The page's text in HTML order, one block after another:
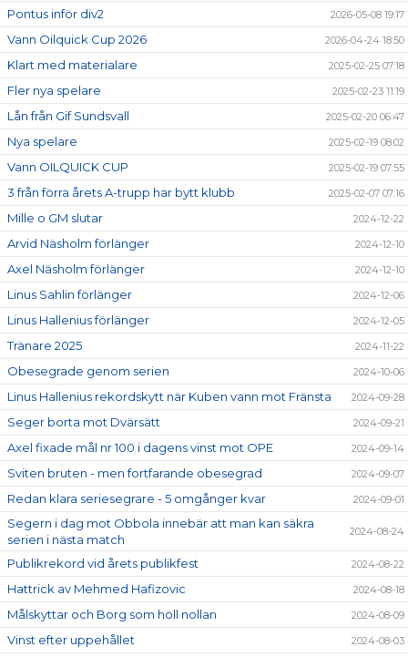
Pontus inför div2 2026-05-08 19:17
Vann Oilquick Cup 2026 2026-04-24 18:50
Klart med materialare 2025-02-25 07:18
Fler nya spelare 2025-02-23 11:19
Lån från Gif Sundsvall 2025-02-20 06:47
Nya spelare 2025-02-19 08:02
Vann OILQUICK CUP 2025-02-19 07:55
3 från förra årets A-trupp har bytt klubb 2025-02-07 07:16
Mille o GM slutar 2024-12-22
Arvid Näsholm förlänger 2024-12-10
Axel Näsholm förlänger 2024-12-10
Linus Sahlin förlänger 2024-12-06
Linus Hallenius förlänger 2024-12-05
Tränare 2025 2024-11-22
Obesegrade genom serien 2024-10-06
Linus Hallenius rekordskytt när Kuben vann mot Fränsta 2024-09-28
Seger borta mot Dvärsätt 2024-09-21
Axel fixade mål nr 100 i dagens vinst mot OPE 2024-09-14
Sviten bruten - men fortfarande obesegrad 2024-09-07
Redan klara seriesegrare - 5 omgånger kvar 2024-09-01
Segern i dag mot Obbola innebär att man kan säkra
serien i nästa match
2024-08-24
Publikrekord vid årets publikfest 2024-08-22
Hattrick av Mehmed Hafizovic 2024-08-18
Målskyttar och Borg som höll nollan 2024-08-09
Vinst efter uppehållet 2024-08-03